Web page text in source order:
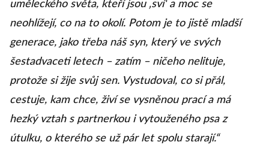
uměleckého světa, kteří jsou ‚sví‘ a moc se
neohlížejí, co na to okolí. Potom je to jistě mladší
generace, jako třeba náš syn, který ve svých
šestadvaceti letech – zatím – ničeho nelituje,
protože si žije svůj sen. Vystudoval, co si přál,
cestuje, kam chce, živí se vysněnou prací a má
hezký vztah s partnerkou i vytouženého psa z
útulku, o kterého se už pár let spolu starají.“